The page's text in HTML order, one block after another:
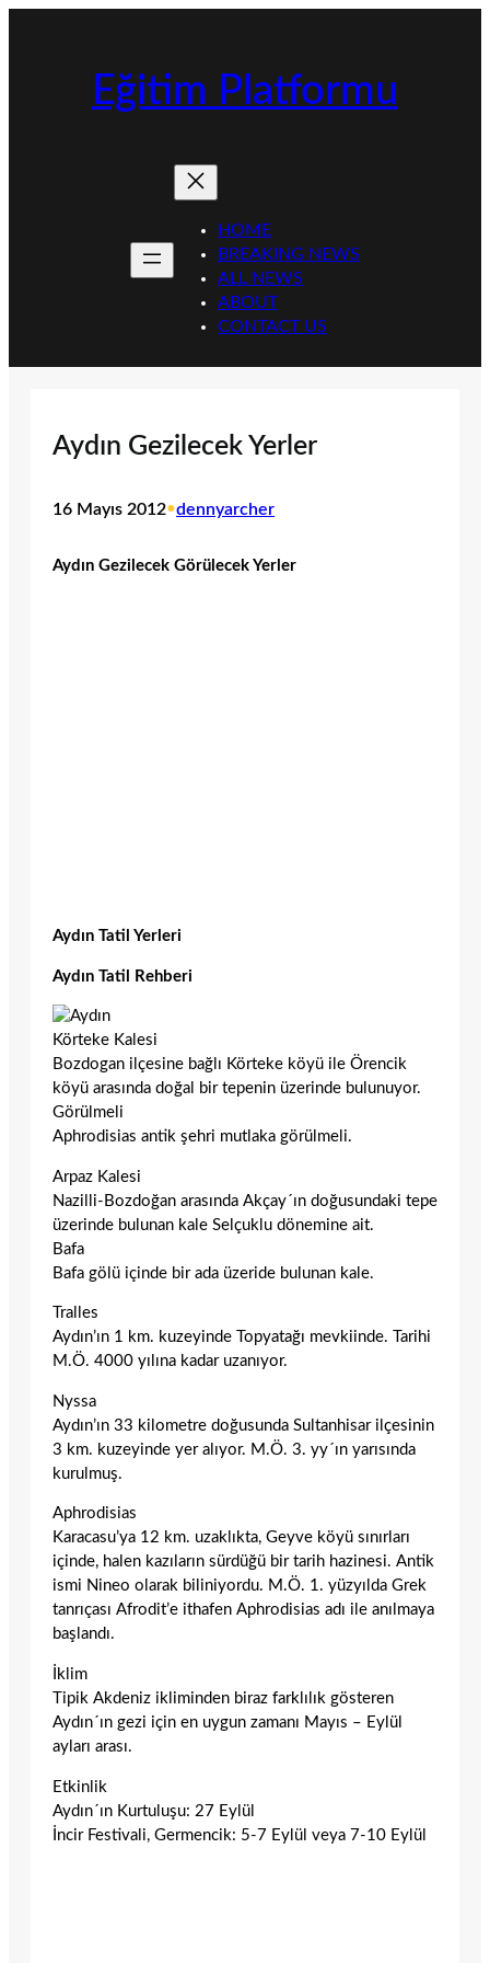
Eğitim Platformu
HOME
BREAKING NEWS
ALL NEWS
ABOUT
CONTACT US
Aydın Gezilecek Yerler
16 Mayıs 2012•dennyarcher
Aydın Gezilecek Görülecek Yerler
Aydın Tatil Yerleri
Aydın Tatil Rehberi
Körteke Kalesi
Bozdogan ilçesine bağlı Körteke köyü ile Örencik
köyü arasında doğal bir tepenin üzerinde bulunuyor.
Görülmeli
Aphrodisias antik şehri mutlaka görülmeli.
Arpaz Kalesi
Nazilli-Bozdoğan arasında Akçay´ın doğusundaki tepe
üzerinde bulunan kale Selçuklu dönemine ait.
Bafa
Bafa gölü içinde bir ada üzeride bulunan kale.
Tralles
Aydın’ın 1 km. kuzeyinde Topyatağı mevkiinde. Tarihi
M.Ö. 4000 yılına kadar uzanıyor.
Nyssa
Aydın’ın 33 kilometre doğusunda Sultanhisar ilçesinin
3 km. kuzeyinde yer alıyor. M.Ö. 3. yy´ın yarısında
kurulmuş.
Aphrodisias
Karacasu’ya 12 km. uzaklıkta, Geyve köyü sınırları
içinde, halen kazıların sürdüğü bir tarih hazinesi. Antik
ismi Nineo olarak biliniyordu. M.Ö. 1. yüzyılda Grek
tanrıçası Afrodit’e ithafen Aphrodisias adı ile anılmaya
başlandı.
İklim
Tipik Akdeniz ikliminden biraz farklılık gösteren
Aydın´ın gezi için en uygun zamanı Mayıs – Eylül
ayları arası.
Etkinlik
Aydın´ın Kurtuluşu: 27 Eylül
İncir Festivali, Germencik: 5-7 Eylül veya 7-10 Eylül